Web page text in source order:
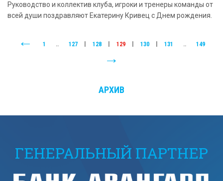
Руководство и коллектив клуба, игроки и тренеры команды от
всей души поздравляют Екатерину Кривец с Днем рождения.
1 .. 127 128 129 130 131 .. 149
АРХИВ
ГЕНЕРАЛЬНЫЙ ПАРТНЕР